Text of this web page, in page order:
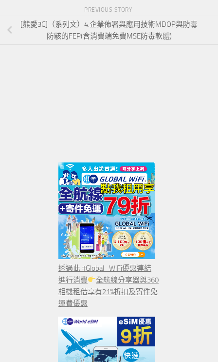
PREVIOUS STORY
[熊愛3C]（系列文）4.企業佈署與應用技術MDOP與防毒
防駭的FEP(含消費端免費MSE防毒軟體)
透過此 #Global_WiFi優惠連結
進行消費
全航線分享器與360
相機租借享有21%折扣及寄件免
運費優惠